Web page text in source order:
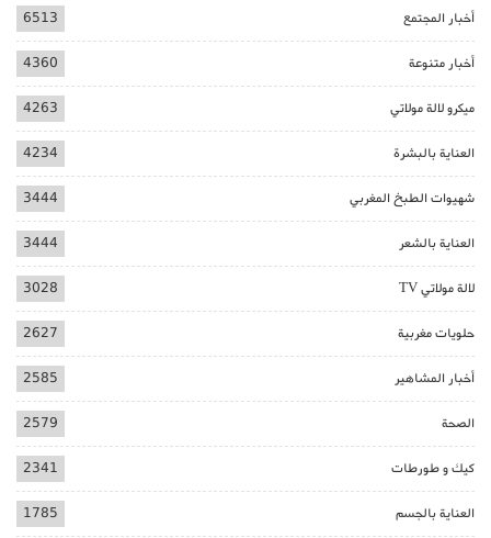
أخبار المجتمع 6513
أخبار متنوعة 4360
ميكرو لالة مولاتي 4263
العناية بالبشرة 4234
شهيوات الطبخ المغربي 3444
العناية بالشعر 3444
لالة مولاتي TV 3028
حلويات مغربية 2627
أخبار المشاهير 2585
الصحة 2579
كيك و طورطات 2341
العناية بالجسم 1785